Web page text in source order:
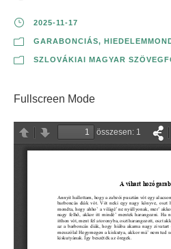
2025-11-17
GARABONCIÁS,
SZLOVÁKIAI MAGYAR
Fullscreen Mode